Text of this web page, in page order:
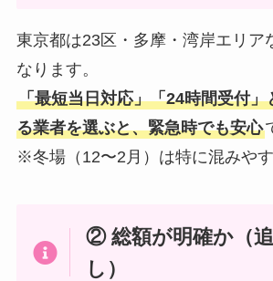
東京都は23区・多摩・湾岸エリア
なります。
「最短当日対応」「24時間受付」
る業者を選ぶと、緊急時でも安心
※冬場（12〜2月）は特に混みや
② 総額が明確か（
し）